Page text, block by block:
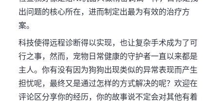
出问题的核心所在，进而制定出最为有效的治疗方
案。
科技使得远程诊断得以实现，也让复杂手术成为了可
行之事，然而，宠物日常健康的守护者一直以来都是
主人。你有没有因为狗狗出现类似的异常表现而产生
担忧呢，最终又是通过怎样的方式解决的呢？欢迎在
评论区分享你的经历，你的故事说不定会对其他有着